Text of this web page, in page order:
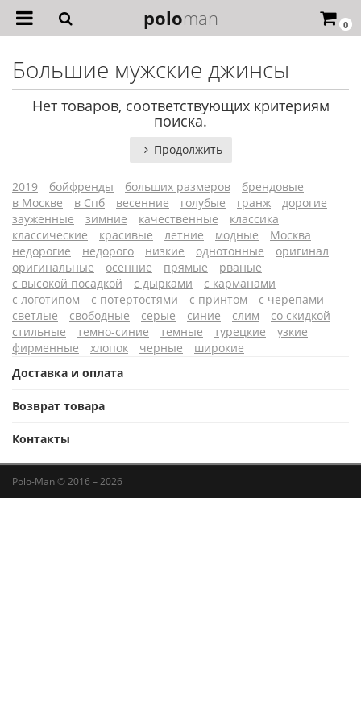
0
poloman
Большие мужские джинсы
Нет товаров, соответствующих критериям
поиска.
Продолжить
2019 бойфренды больших размеров
брендовые
в Москве
в Спб весенние голубые гранж
дорогие
зауженные
зимние качественные
классика
классические
красивые летние модные
Москва
недорогие
недорого низкие однотонные
оригинал
оригинальные
осенние прямые
рваные
с высокой посадкой
с дырками
с карманами
с логотипом
с потертостями с принтом
с черепами
светлые
свободные серые синие слим
со скидкой
стильные
темно-синие темные турецкие
узкие
фирменные
хлопок черные
широкие
Доставка и оплата
Возврат товара
Контакты
Polo-Man © 2016 – 2026